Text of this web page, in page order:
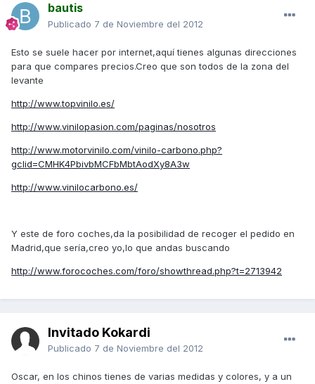
bautis
Publicado 7 de Noviembre del 2012
Esto se suele hacer por internet,aquí tienes algunas direcciones
para que compares precios.Creo que son todos de la zona del
levante
http://www.topvinilo.es/
http://www.vinilopasion.com/paginas/nosotros
http://www.motorvinilo.com/vinilo-carbono.php?
gclid=CMHK4PbivbMCFbMbtAodXy8A3w
http://www.vinilocarbono.es/
Y este de foro coches,da la posibilidad de recoger el pedido en
Madrid,que sería,creo yo,lo que andas buscando
http://www.forocoches.com/foro/showthread.php?t=2713942
Invitado Kokardi
Publicado 7 de Noviembre del 2012
Oscar, en los chinos tienes de varias medidas y colores, y a un